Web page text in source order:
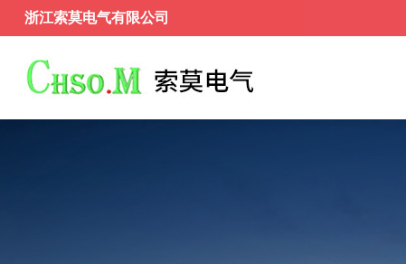
浙江索莫电气有限公司